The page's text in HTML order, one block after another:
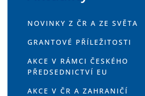
NOVINKY Z ČR A ZE SVĚTA
GRANTOVÉ PŘÍLEŽITOSTI
AKCE V RÁMCI ČESKÉHO
PŘEDSEDNICTVÍ EU
AKCE V ČR A ZAHRANIČÍ